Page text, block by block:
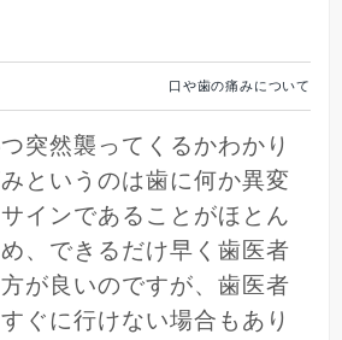
口や歯の痛みについて
突然襲ってくるかわかり
というのは歯に何か異変
インであることがほとん
、できるだけ早く歯医者
が良いのですが、歯医者
ぐに行けない場合もあり